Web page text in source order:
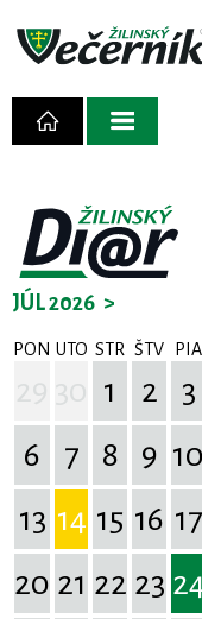
JÚL 2026 >
PON UTO STR ŠTV PIA
1 2 3
6
7 8 9 10
13 14 15 16 17
20 21 22 23